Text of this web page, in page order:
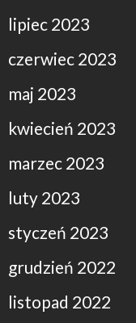
lipiec 2023
czerwiec 2023
maj 2023
kwiecień 2023
marzec 2023
luty 2023
styczeń 2023
grudzień 2022
listopad 2022